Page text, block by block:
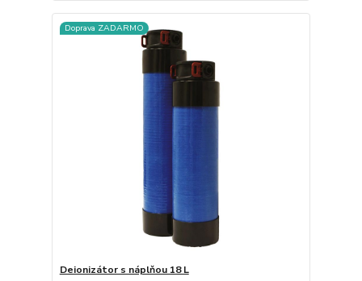
Doprava ZADARMO
Deionizátor s náplňou 18 L